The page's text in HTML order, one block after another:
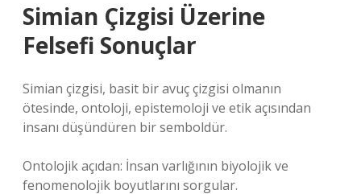
Simian Çizgisi Üzerine
Felsefi Sonuçlar
Simian çizgisi, basit bir avuç çizgisi olmanın
ötesinde, ontoloji, epistemoloji ve etik açısından
insanı düşündüren bir semboldür.
Ontolojik açıdan: İnsan varlığının biyolojik ve
fenomenolojik boyutlarını sorgular.